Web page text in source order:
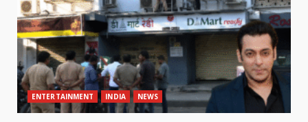
ENTERTAINMENT INDIA NEWS